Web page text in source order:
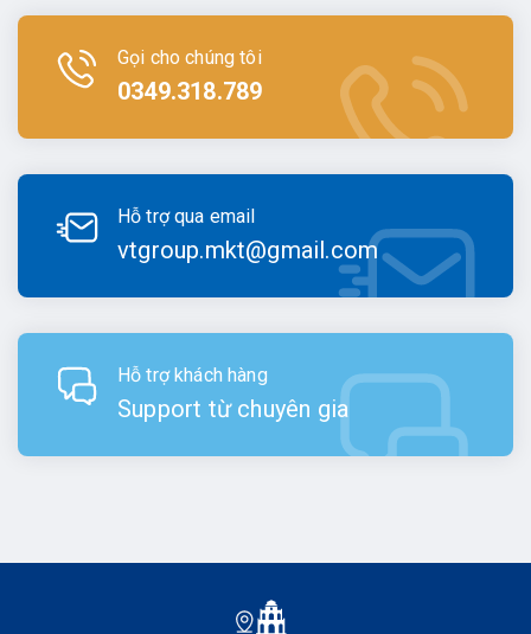
Gọi cho chúng tôi
0349.318.789
Hỗ trợ qua email
vtgroup.mkt@gmail.com
Hỗ trợ khách hàng
Support từ chuyên gia